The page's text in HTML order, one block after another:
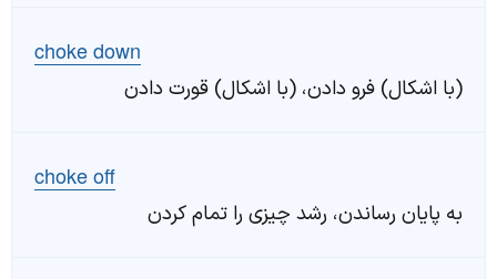
choke down
(با اشکال) فرو دادن، (با اشکال) قورت دادن
choke off
به پایان رساندن، رشد چیزی را تمام کردن